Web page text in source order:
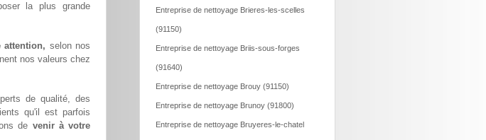
la plus grande
attention, selon nos
nos valeurs chez
de qualité, des
qu'il est parfois
de venir à votre
Entreprise de nettoyage Brieres-les-scelles
(91150)
Entreprise de nettoyage Briis-sous-forges
(91640)
Entreprise de nettoyage Brouy (91150)
Entreprise de nettoyage Brunoy (91800)
Entreprise de nettoyage Bruyeres-le-chatel